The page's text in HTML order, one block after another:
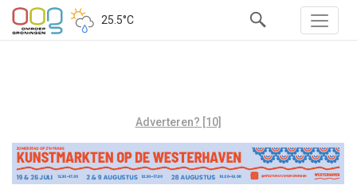
25.5°C
Adverteren? [10]